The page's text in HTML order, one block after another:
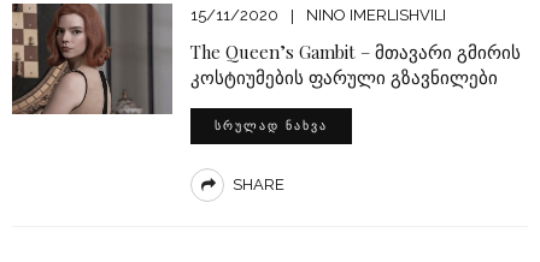
15/11/2020 NINO IMERLISHVILI
The Queen’s Gambit – მთავარი გმირის
კოსტიუმების ფარული გზავნილები
ᲡᲠᲣᲚᲐᲓ ᲜᲐᲮᲕᲐ
SHARE